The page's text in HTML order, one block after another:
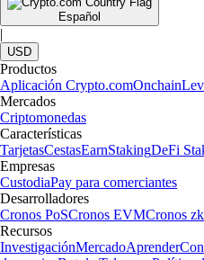
Español
|
USD
Productos
Aplicación Crypto.comOnchain
Mercados
Criptomonedas
Características
TarjetasCestasEarnStakingDeFi
Empresas
CustodiaPay para comerciantes
Desarrolladores
Cronos PoSCronos EVMCronos
Recursos
InvestigaciónMercadoAprender